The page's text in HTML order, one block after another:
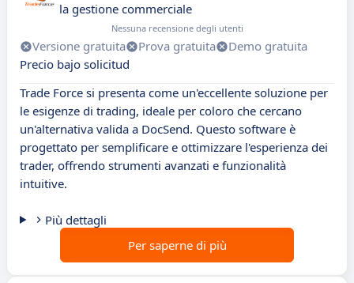
la gestione commerciale
Nessuna recensione degli utenti
Versione gratuita Prova gratuita
Demo gratuita
Precio bajo solicitud
Trade Force si presenta come un'eccellente soluzione per
le esigenze di trading, ideale per coloro che cercano
un'alternativa valida a DocSend. Questo software è
progettato per semplificare e ottimizzare l'esperienza dei
trader, offrendo strumenti avanzati e funzionalità
intuitive.
Più dettagli
Per saperne di più